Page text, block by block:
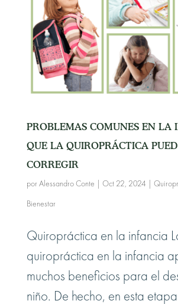
PROBLEMAS COMUNES EN LA
QUE LA QUIROPRÁCTICA
CORREGIR
por Alessandro Conte Oct 22, 2024
Bienestar
Quiropráctica en la infancia
quiropráctica en la infancia
muchos beneficios para el
niño. De hecho, en esta